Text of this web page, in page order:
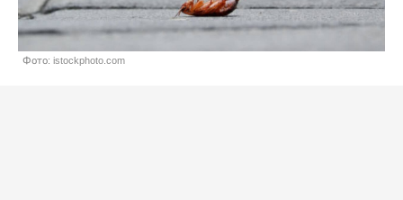
Фото: istockphoto.com